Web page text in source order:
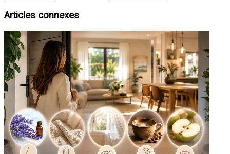
Articles connexes